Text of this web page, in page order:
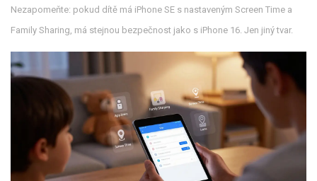
Nezapomeňte: pokud dítě má iPhone SE s nastaveným Screen Time a
Family Sharing, má stejnou bezpečnost jako s iPhone 16. Jen jiný tvar.